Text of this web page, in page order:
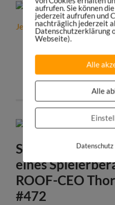
Jetzt die besten Bewerber
teilen
teilen
So funktioniert
eines
ROOF-CEO
#472
aufrufen. Sie können
jederzeit aufrufen und
nachträglich jederzeit
Datenschutzerklärung
Webseite).
Alle
Alle
Datenschutz